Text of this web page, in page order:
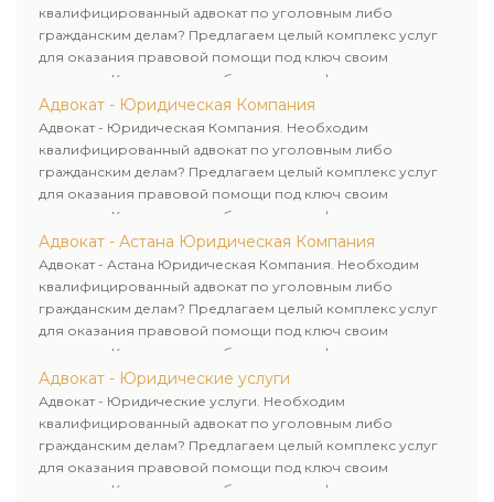
квалифицированный адвокат по уголовным либо
гражданским делам? Предлагаем целый комплекс услуг
для оказания правовой помощи под ключ своим
клиентам. Комплексное обслуживание физических и
юридических лиц. Индивидуальный подход к каждому
клиенту.
Адвокат - Юридическая Компания
Адвокат - Юридическая Компания. Необходим
квалифицированный адвокат по уголовным либо
гражданским делам? Предлагаем целый комплекс услуг
для оказания правовой помощи под ключ своим
клиентам. Комплексное обслуживание физических и
юридических лиц. Индивидуальный подход к каждому
клиенту.
Адвокат - Астана Юридическая Компания
Адвокат - Астана Юридическая Компания. Необходим
квалифицированный адвокат по уголовным либо
гражданским делам? Предлагаем целый комплекс услуг
для оказания правовой помощи под ключ своим
клиентам. Комплексное обслуживание физических и
юридических лиц. Индивидуальный подход к каждому
клиенту.
Адвокат - Юридические услуги
Адвокат - Юридические услуги. Необходим
квалифицированный адвокат по уголовным либо
гражданским делам? Предлагаем целый комплекс услуг
для оказания правовой помощи под ключ своим
клиентам. Комплексное обслуживание физических и